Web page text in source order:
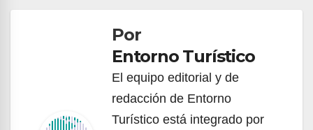
entradasPor
Entorno Turístico
El equipo editorial y de
redacción de Entorno
Turístico está integrado por